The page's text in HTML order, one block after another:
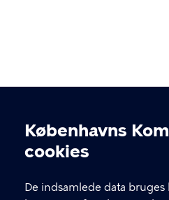
Københavns
cookies
De indsamlede data